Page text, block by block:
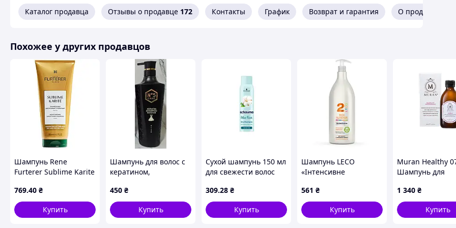
Похожие товары по характеристикам
Каталог продавца Отзывы о продавце 172 Контакты График Возврат и гарантия О продавце
Похожее у других продавцов
Шампунь Rene
Furterer Sublime Karitе
очень сухих волос, 200
мл
769.40 ₴
Купить
Шампунь для волос с
кератином,
лечение
450 ₴
Купить
Сухой шампунь 150 мл
для свежести волос
SCHAUMA "Lv"
309.28 ₴
Купить
Шампунь LECO
«Інтенсивне
561 ₴
Купить
Muran Healthy
Шампунь для
кожи головы 250
1 340 ₴
Купить